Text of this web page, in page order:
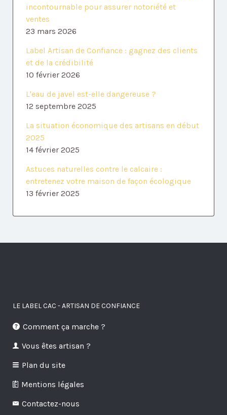
incontournable pour assurer notoriété et
ventes
23 mars 2026
Label Artisan de Confiance : gagnez des clients
et de la crédibilité
10 février 2026
L'eau de javel est-elle dangereuse ?
12 septembre 2025
La situation économique des artisans en début
2025
14 février 2025
Astuces naturelles contre le calcaire :
entretenez votre maison de façon écologique
13 février 2025
LE LABEL CAC - ARTISAN DE CONFIANCE
Comment ça marche ?
Vous êtes artisan ?
Plan du site
Mentions légales
Contactez-nous